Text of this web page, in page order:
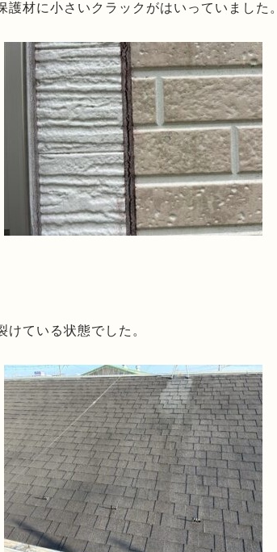
材に小さいクラックがはいっていました。
ている状態でした。